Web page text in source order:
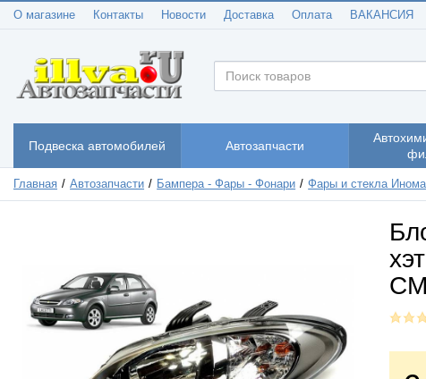
О магазине Контакты Новости Доставка Оплата ВАКАНСИЯ
Подвеска автомобилей Автозапчасти
Главная Автозапчасти Бампера - Фары - Фонари Фары и стекла